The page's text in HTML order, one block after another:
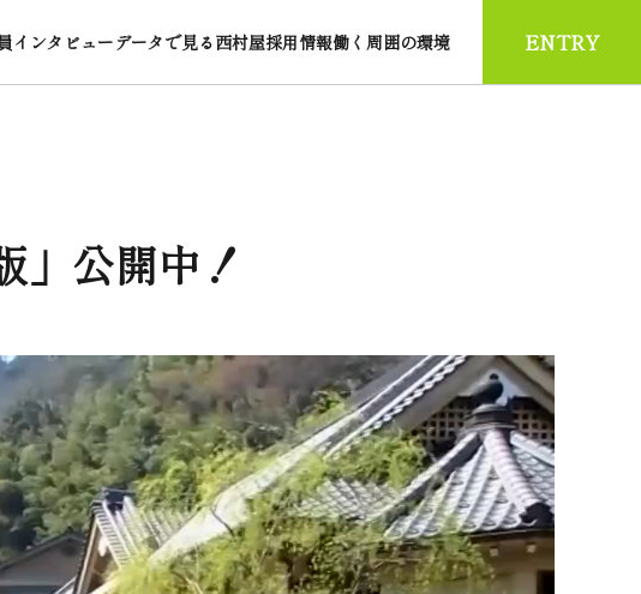
インタビュー データで見る西村屋採用情報働く周囲の環境 ENTRY
」公開中！